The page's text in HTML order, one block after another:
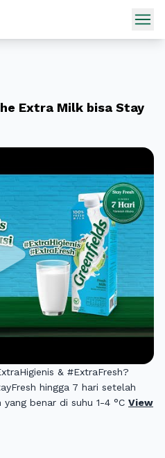
Extra Milk bisa Stay
& #ExtraFresh?
hingga 7 hari setelah
benar di suhu 1-4 °C View